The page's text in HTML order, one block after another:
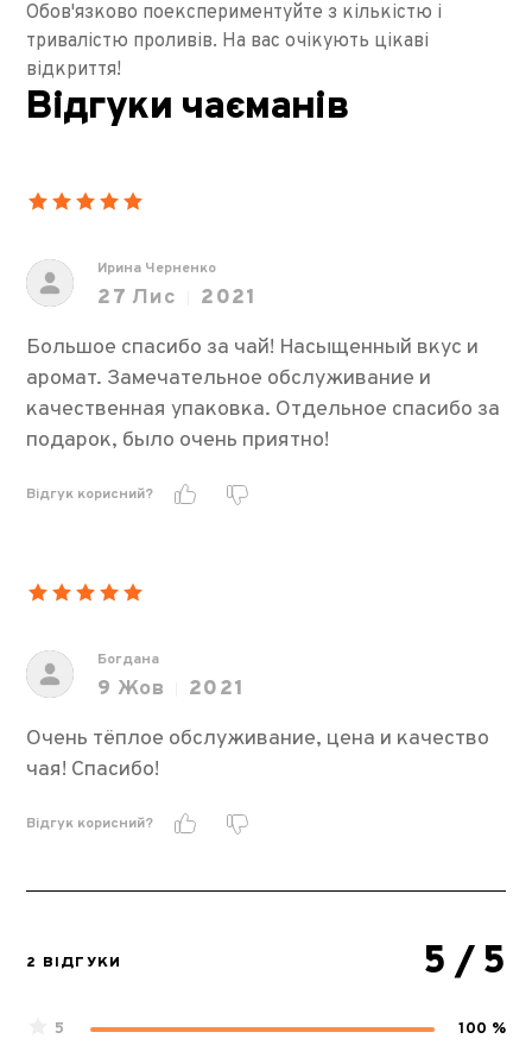
Обов'язково поекспериментуйте з кількістю і
тривалістю проливів. На вас очікують цікаві
відкриття!
Відгуки чаєманів
Ирина Черненко
27 Лис
2021
Большое спасибо за чай! Насыщенный вкус и
аромат. Замечательное обслуживание и
качественная упаковка. Отдельное спасибо за
подарок, было очень приятно!
Відгук корисний?
Богдана
9 Жов
2021
Очень тёплое обслуживание, цена и качество
чая! Спасибо!
Відгук корисний?
2 ВІДГУКИ 5 / 5
5
100 %